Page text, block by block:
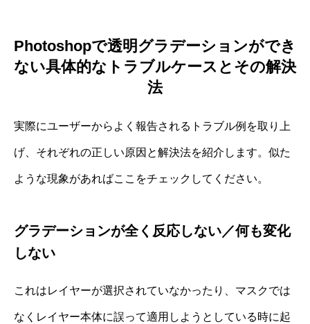
Photoshopで透明グラデーションができ
ない具体的なトラブルケースとその解決
法
実際にユーザーからよく報告されるトラブル例を取り上
げ、それぞれの正しい原因と解決法を紹介します。似た
ような現象があればここをチェックしてください。
グラデーションが全く反応しない／何も変化
しない
これはレイヤーが選択されていなかったり、マスクでは
なくレイヤー本体に誤って適用しようとしている時に起